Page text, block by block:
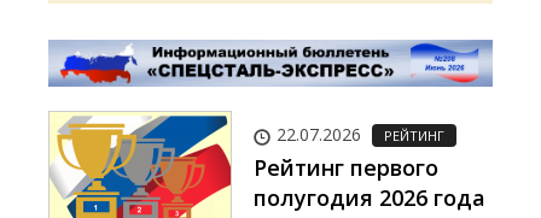
22.07.2026 РЕЙТИНГ
Рейтинг первого
полугодия 2026 года